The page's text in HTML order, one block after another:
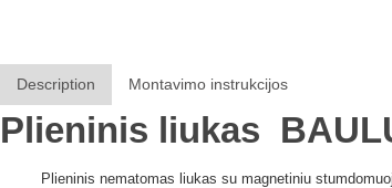
Description Montavimo instrukcijos
Plieninis liukas
Plieninis nematomas liukas su magnetiniu